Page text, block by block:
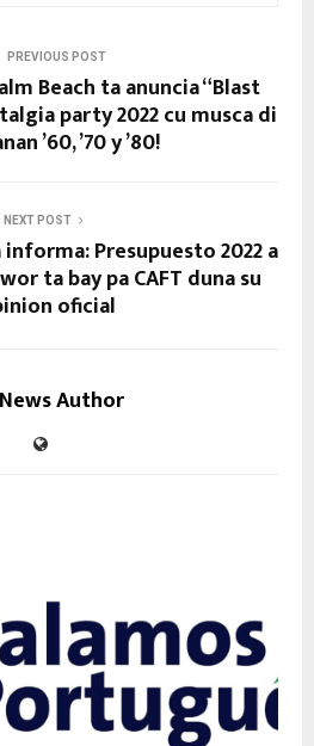
PREVIOUS POST
Beach ta anuncia “Blast
party 2022 cu musca di
’60, ’70 y ’80!
NEXT POST
Presupuesto 2022 a
ta bay pa CAFT duna su
oficial
Author